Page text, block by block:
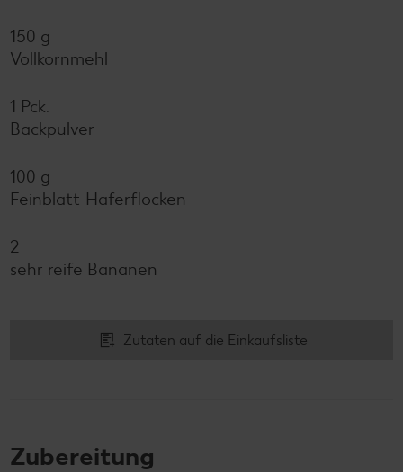
150 g
Vollkornmehl
1 Pck.
Backpulver
100 g
Feinblatt-Haferflocken
2
sehr reife Bananen
Zutaten auf die Einkaufsliste
Zubereitung